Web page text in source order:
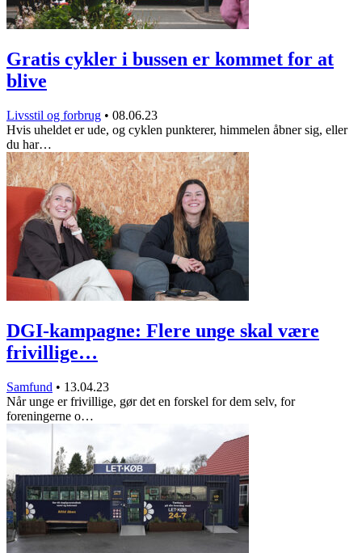
Gratis cykler i bussen er kommet for at
blive
Livsstil og forbrug • 08.06.23
Hvis uheldet er ude, og cyklen punkterer, himmelen åbner sig, eller
du har…
DGI-kampagne: Flere unge skal være
frivillige…
Samfund • 13.04.23
Når unge er frivillige, gør det en forskel for dem selv, for
foreningerne o…